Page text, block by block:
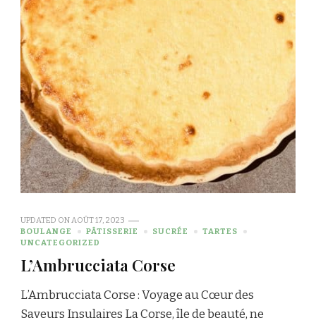
UPDATED ONAOÛT 17, 2023
BOULANGE
PÂTISSERIE SUCRÉE
TARTES
UNCATEGORIZED
L’Ambrucciata Corse
L’Ambrucciata Corse : Voyage au Cœur des
Saveurs Insulaires La Corse, île de beauté, ne